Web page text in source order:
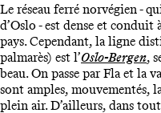
Le réseau ferré norvégien -
d’Oslo - est dense et conduit
pays. Cependant, la ligne
palmarès) est l’Oslo-Bergen,
beau. On passe par Fla et la
sont amples, mouvementés,
plein air. D’ailleurs, dans